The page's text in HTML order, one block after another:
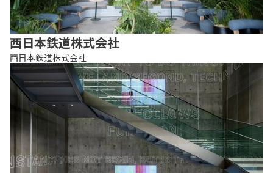
西日本鉄道株式会社
西日本鉄道株式会社